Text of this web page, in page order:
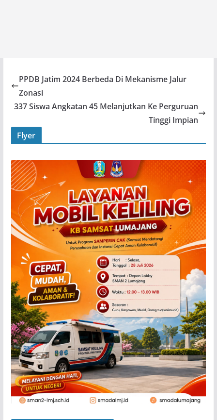
PPDB Jatim 2024 Berbeda Di Mekanisme Jalur
Zonasi
337 Siswa Angkatan 45 Melanjutkan Ke Perguruan
Tinggi Impian
Flyer